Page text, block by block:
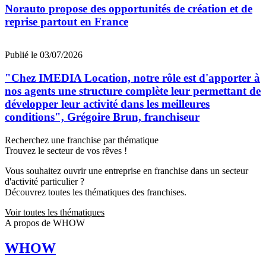
Norauto propose des opportunités de création et de
reprise partout en France
Publié le 03/07/2026
"Chez IMEDIA Location, notre rôle est d'apporter à
nos agents une structure complète leur permettant de
développer leur activité dans les meilleures
conditions", Grégoire Brun, franchiseur
Recherchez une franchise par thématique
Trouvez le secteur de vos rêves !
Vous souhaitez ouvrir une entreprise en franchise dans un secteur
d'activité particulier ?
Découvrez toutes les thématiques des franchises.
Voir toutes les thématiques
A propos de WHOW
WHOW